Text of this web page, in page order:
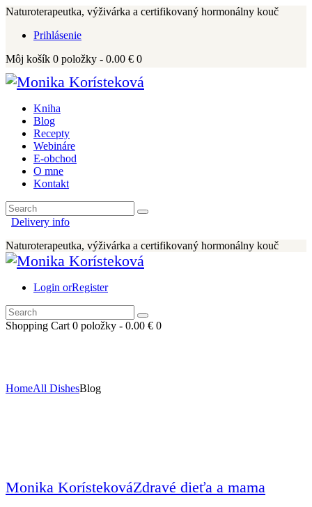
Naturoterapeutka, výživárka a certifikovaný hormonálny kouč
Prihlásenie
Môj košík 0 položky - 0.00 € 0
Kniha
Blog
Recepty
Webináre
E-obchod
O mne
Kontakt
Delivery info
Naturoterapeutka, výživárka a certifikovaný hormonálny kouč
Login orRegister
Shopping Cart 0 položky - 0.00 € 0
HomeAll DishesBlog
Monika KorístekováZdravé dieťa a mama